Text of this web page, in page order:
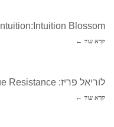
Intuition:Intuition Blossom
קרא עוד ←
לוריאל פריז: Infallible Laque Resistance
קרא עוד ←